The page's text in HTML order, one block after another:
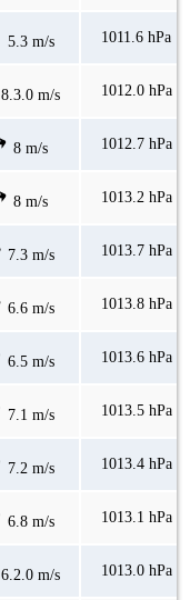
5.3 m/s 1011.6 hPa
8.3.0 m/s 1012.0 hPa
8 m/s 1012.7 hPa
8 m/s 1013.2 hPa
7.3 m/s 1013.7 hPa
6.6 m/s 1013.8 hPa
6.5 m/s 1013.6 hPa
7.1 m/s 1013.5 hPa
7.2 m/s 1013.4 hPa
6.8 m/s 1013.1 hPa
6.2.0 m/s 1013.0 hPa